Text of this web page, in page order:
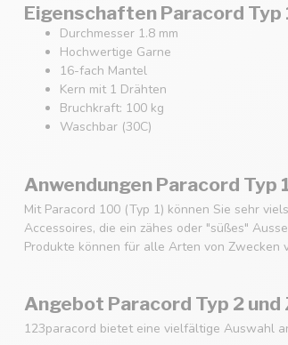
Eigenschaften Paracord Typ
Durchmesser 1.8 mm
Hochwertige Garne
16-fach Mantel
Kern mit 1 Drähten
Bruchkraft: 100 kg
Waschbar (30C)
Anwendungen Paracord Typ
Mit Paracord 100 (Typ 1) können Sie sehr
Accessoires, die ein zähes oder "süßes"
Produkte können für alle Arten von
Angebot Paracord Typ 2 und
123paracord bietet eine vielfältige Auswahl